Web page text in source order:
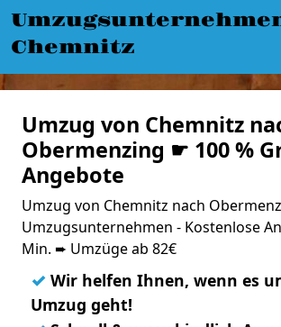
Chemnitz
Umzug von Chemnitz
Obermenzing ☛ 100 %
Angebote
Umzug von Chemnitz nach
Umzugsunternehmen - Kostenlose
Min. ➨ Umzüge ab 82€
✓ Wir helfen Ihnen, wenn es
Umzug geht!